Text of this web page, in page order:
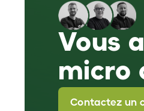
Vous
micro
Contactez un